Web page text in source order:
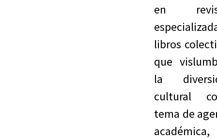
en
libros
que
la
cultural
tema de
académica,